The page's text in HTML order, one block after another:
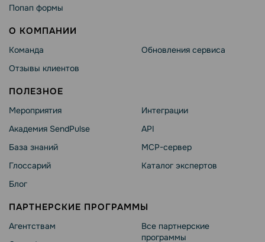
Попап формы
О КОМПАНИИ
Команда
Отзывы клиентов
Обновления сервиса
ПОЛЕЗНОЕ
Мероприятия
Академия SendPulse
База знаний
Глоссарий
Блог
Интеграции
API
MCP-сервер
Каталог экспертов
ПАРТНЕРСКИЕ ПРОГРАММЫ
Агентствам
Все партнерские
программы